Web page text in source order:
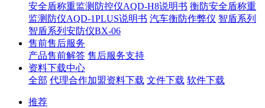
安全盾称重监测防控仪AQD-H8说明书 衡防安全盾称重
监测防仪AQD-1PLUS说明书 汽车衡防作弊仪 智盾系列
智盾系列安防仪BX-06
售前售后服务
产品售前解答 售后服务支持
资料下载中心
全部 代理合作加盟资料下载 文件下载 软件下载
推荐